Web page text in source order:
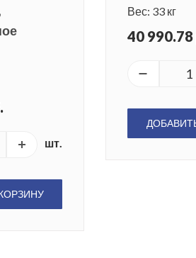
шт.
Вес: 33 кг
40 990.78